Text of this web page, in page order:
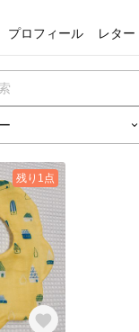
プロフィール レター
残り1点